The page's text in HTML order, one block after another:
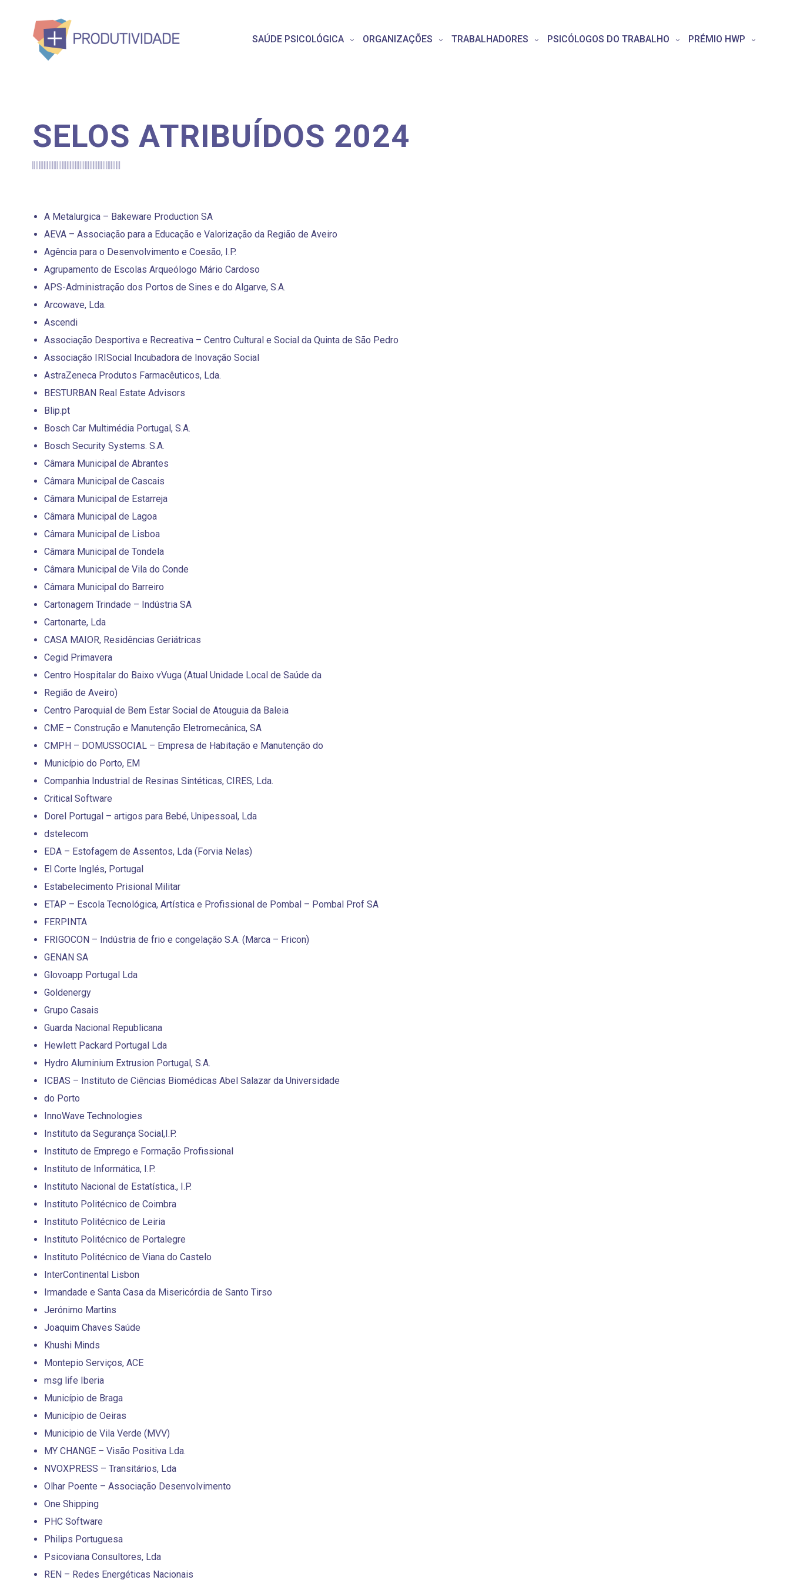
SAÚDE PSICOLÓGICA ORGANIZAÇÕES TRABALHADORES PSICÓLOGOS DO TRABALHO PRÉMIO HWP
SELOS ATRIBUÍDOS 2024
A Metalurgica – Bakeware Production SA
AEVA – Associação para a Educação e Valorização da Região de Aveiro
Agência para o Desenvolvimento e Coesão, I.P.
Agrupamento de Escolas Arqueólogo Mário Cardoso
APS-Administração dos Portos de Sines e do Algarve, S.A.
Arcowave, Lda.
Ascendi
Associação Desportiva e Recreativa – Centro Cultural e Social da Quinta de São Pedro
Associação IRISocial Incubadora de Inovação Social
AstraZeneca Produtos Farmacêuticos, Lda.
BESTURBAN Real Estate Advisors
Blip.pt
Bosch Car Multimédia Portugal, S.A.
Bosch Security Systems. S.A.
Câmara Municipal de Abrantes
Câmara Municipal de Cascais
Câmara Municipal de Estarreja
Câmara Municipal de Lagoa
Câmara Municipal de Lisboa
Câmara Municipal de Tondela
Câmara Municipal de Vila do Conde
Câmara Municipal do Barreiro
Cartonagem Trindade – Indústria SA
Cartonarte, Lda
CASA MAIOR, Residências Geriátricas
Cegid Primavera
Centro Hospitalar do Baixo vVuga (Atual Unidade Local de Saúde da
Região de Aveiro)
Centro Paroquial de Bem Estar Social de Atouguia da Baleia
CME – Construção e Manutenção Eletromecânica, SA
CMPH – DOMUSSOCIAL – Empresa de Habitação e Manutenção do
Município do Porto, EM
Companhia Industrial de Resinas Sintéticas, CIRES, Lda.
Critical Software
Dorel Portugal – artigos para Bebé, Unipessoal, Lda
dstelecom
EDA – Estofagem de Assentos, Lda (Forvia Nelas)
El Corte Inglés, Portugal
Estabelecimento Prisional Militar
ETAP – Escola Tecnológica, Artística e Profissional de Pombal – Pombal Prof SA
FERPINTA
FRIGOCON – Indústria de frio e congelação S.A. (Marca – Fricon)
GENAN SA
Glovoapp Portugal Lda
Goldenergy
Grupo Casais
Guarda Nacional Republicana
Hewlett Packard Portugal Lda
Hydro Aluminium Extrusion Portugal, S.A.
ICBAS – Instituto de Ciências Biomédicas Abel Salazar da Universidade
do Porto
InnoWave Technologies
Instituto da Segurança Social,I.P.
Instituto de Emprego e Formação Profissional
Instituto de Informática, I.P.
Instituto Nacional de Estatística., I.P.
Instituto Politécnico de Coimbra
Instituto Politécnico de Leiria
Instituto Politécnico de Portalegre
Instituto Politécnico de Viana do Castelo
InterContinental Lisbon
Irmandade e Santa Casa da Misericórdia de Santo Tirso
Jerónimo Martins
Joaquim Chaves Saúde
Khushi Minds
Montepio Serviços, ACE
msg life Iberia
Município de Braga
Município de Oeiras
Municipio de Vila Verde (MVV)
MY CHANGE – Visão Positiva Lda.
NVOXPRESS – Transitários, Lda
Olhar Poente – Associação Desenvolvimento
One Shipping
PHC Software
Philips Portuguesa
Psicoviana Consultores, Lda
REN – Redes Energéticas Nacionais